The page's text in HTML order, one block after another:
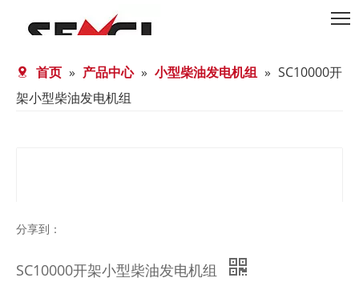
首页 » 产品中心 » 小型柴油发电机组 » SC10000开
架小型柴油发电机组
分享到：
SC10000开架小型柴油发电机组